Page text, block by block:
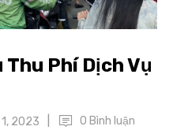
Thu Phí Dịch Vụ
2023 0 Bình luận